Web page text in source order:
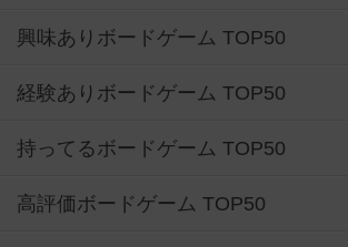
興味ありボードゲーム TOP50
経験ありボードゲーム TOP50
持ってるボードゲーム TOP50
高評価ボードゲーム TOP50